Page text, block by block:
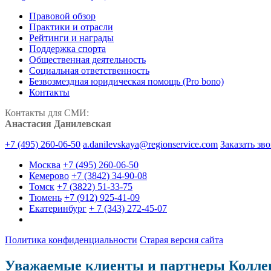
Правовой обзор
Практики и отрасли
Рейтинги и награды
Поддержка спорта
Общественная деятельность
Социальная ответственность
Безвозмездная юридическая помощь (Pro bono)
Контакты
Контакты для СМИ:
Анастасия Данилевская
+7 (495) 260-06-50 a.danilevskaya@regionservice.com Заказать
Москва +7 (495) 260-06-50
Кемерово +7 (3842) 34-90-08
Томск +7 (3822) 51-33-75
Тюмень +7 (912) 925-41-09
Екатеринбург + 7 (343) 272-45-07
Политика конфиденциальности Старая версия сайта
Уважаемые клиенты и партнеры